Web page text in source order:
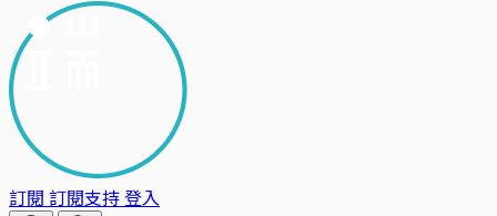
訂閱 訂閱支持登入